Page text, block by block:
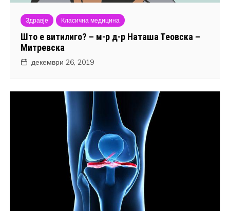
Здравје Класична медицина
Што е витилиго? – м-р д-р Наташа Теовска –
Митревска
декември 26, 2019